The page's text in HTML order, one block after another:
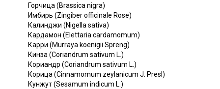
Горчица (Brassica nigra)
Имбирь (Zingiber officinale Rose)
Калинджи (Nigella sativa)
Кардамон (Elettaria cardamomum)
Карри (Murraya koenigii Spreng)
Кинза (Coriandrum sativum L.)
Кориандр (Coriandrum sativum L.)
Корица (Cinnamomum zeylanicum J. Presl)
Кунжут (Sesamum indicum L.)